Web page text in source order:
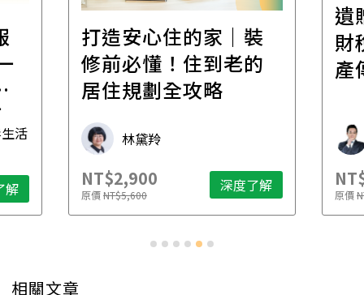
活
解
打造安心住的家｜裝
修前必懂！住到老的
居住規劃全攻略
林黛羚
NT$2,900
原價NT$5,600 深度了解
遺
財
產
原價
相關文章